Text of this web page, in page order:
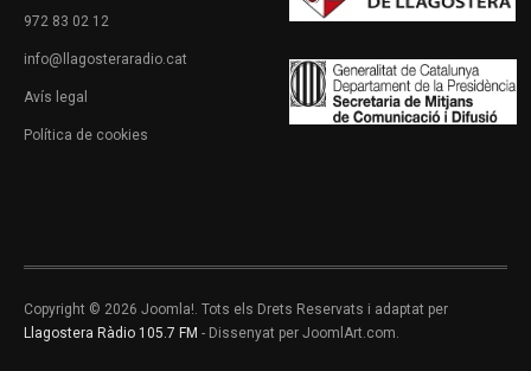
972 83 02 12
info@llagosteraradio.cat
Avís legal
Política de cookies
Copyright © 2026 Joomla!. Tots els Drets Reservats i adaptat per
Llagostera Ràdio 105.7 FM - Dissenyat per JoomlArt.com.